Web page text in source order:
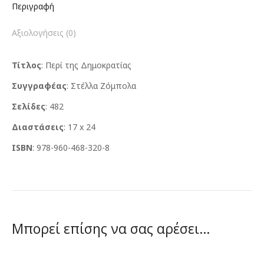
Περιγραφή
Αξιολογήσεις (0)
Τίτλος: Περί της Δημοκρατίας
Συγγραφέας: Στέλλα Ζόμπολα
Σελίδες: 482
Διαστάσεις: 17 x 24
ISBN: 978-960-468-320-8
Μπορεί επίσης να σας αρέσει…